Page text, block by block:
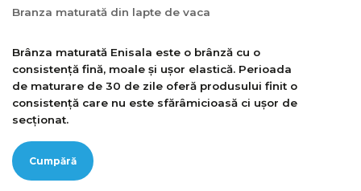
Branza maturată din lapte de vaca
Brânza maturată Enisala este o brânză cu o
consistență fină, moale și ușor elastică. Perioada
de maturare de 30 de zile oferă produsului finit o
consistență care nu este sfărâmicioasă ci ușor de
secționat.
Cumpără